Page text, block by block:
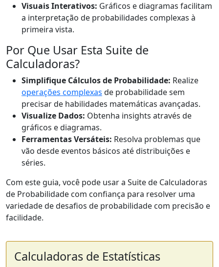
Visuais Interativos: Gráficos e diagramas facilitam
a interpretação de probabilidades complexas à
primeira vista.
Por Que Usar Esta Suite de
Calculadoras?
Simplifique Cálculos de Probabilidade: Realize
operações complexas de probabilidade sem
precisar de habilidades matemáticas avançadas.
Visualize Dados: Obtenha insights através de
gráficos e diagramas.
Ferramentas Versáteis: Resolva problemas que
vão desde eventos básicos até distribuições e
séries.
Com este guia, você pode usar a Suite de Calculadoras
de Probabilidade com confiança para resolver uma
variedade de desafios de probabilidade com precisão e
facilidade.
Calculadoras de Estatísticas